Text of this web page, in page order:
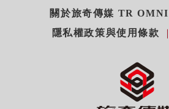
關於旅奇傳媒 TR
隱私權政策與使用條款